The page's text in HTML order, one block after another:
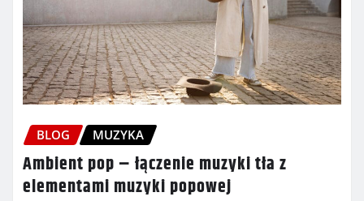
BLOG MUZYKA
Ambient pop – łączenie muzyki tła z
elementami muzyki popowej